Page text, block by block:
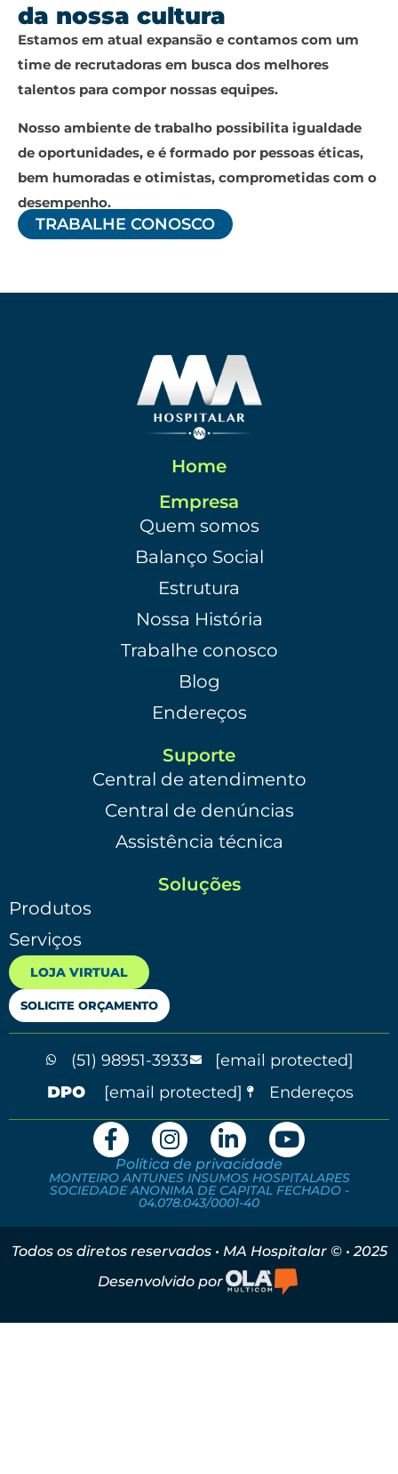
da nossa cultura
Estamos em atual expansão e contamos com um
time de recrutadoras em busca dos melhores
talentos para compor nossas equipes.
Nosso ambiente de trabalho possibilita igualdade
de oportunidades, e é formado por pessoas éticas,
bem humoradas e otimistas, comprometidas com o
desempenho.
TRABALHE CONOSCO
Home
Empresa
Quem somos
Balanço Social
Estrutura
Nossa História
Trabalhe conosco
Blog
Endereços
Suporte
Central de atendimento
Central de denúncias
Assistência técnica
Soluções
Produtos
Serviços
LOJA VIRTUAL
SOLICITE ORÇAMENTO
(51) 98951-3933
[email protected]
[email protected]
Endereços
Política de privacidade
MONTEIRO ANTUNES INSUMOS HOSPITALARES
SOCIEDADE ANONIMA DE CAPITAL FECHADO -
04.078.043/0001-40
Todos os diretos reservados • MA Hospitalar © • 2025
Desenvolvido por